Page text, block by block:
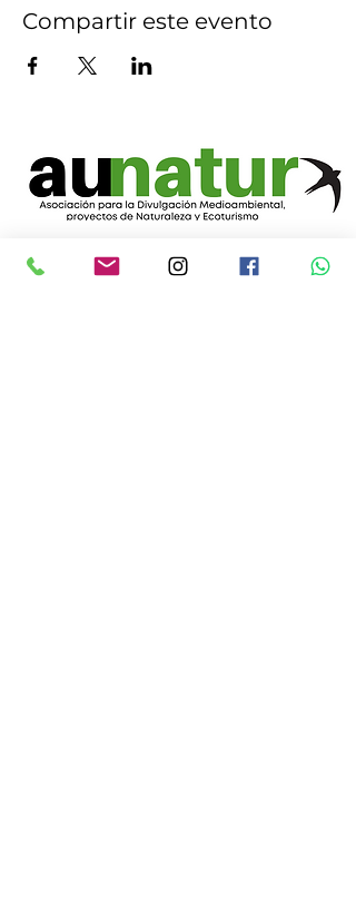
Compartir este evento
CONTACTO